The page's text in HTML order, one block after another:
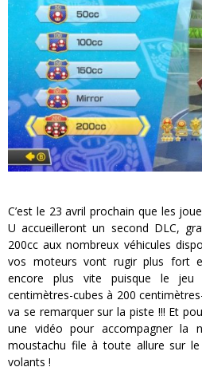
C’est le 23 avril prochain que les
U accueilleront un second DLC,
200cc aux nombreux véhicules
vos moteurs vont rugir plus fort
encore plus vite puisque le jeu
centimètres-cubes à 200
va se remarquer sur la piste !!! Et
une vidéo pour accompagner la
moustachu file à toute allure sur
volants !